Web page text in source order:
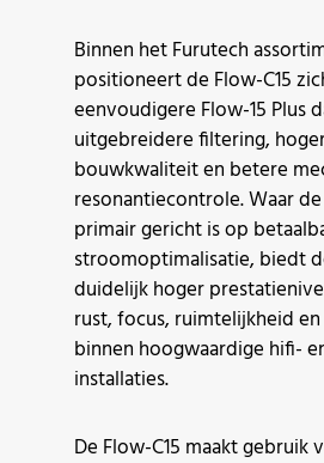
Binnen het Furutech
positioneert de Flow-C15
eenvoudigere Flow-15 Plus
uitgebreidere filtering,
bouwkwaliteit en betere
resonantiecontrole. Waar de
primair gericht is op
stroomoptimalisatie, biedt
duidelijk hoger
rust, focus, ruimtelijkheid
binnen hoogwaardige hifi-
installaties.
De Flow-C15 maakt gebruik